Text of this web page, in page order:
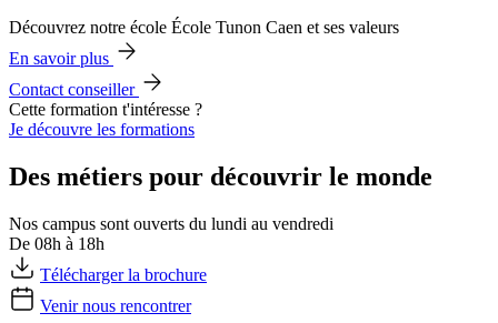
Découvrez notre école École Tunon Caen et ses valeurs
En savoir plus
Contact conseiller
Cette formation t'intéresse ?
Je découvre les formations
Des métiers pour découvrir le monde
Nos campus sont ouverts du lundi au vendredi
De 08h à 18h
Télécharger la brochure
Venir nous rencontrer